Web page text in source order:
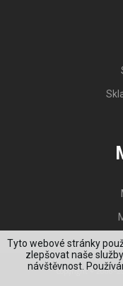
Tyto webové stránky
zlepšovat naše
návštěvnost.Copyright © 2006-